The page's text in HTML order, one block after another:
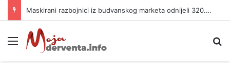
Maskirani razbojnici iz budvanskog marketa odnijeli 320.000 evra
Meni